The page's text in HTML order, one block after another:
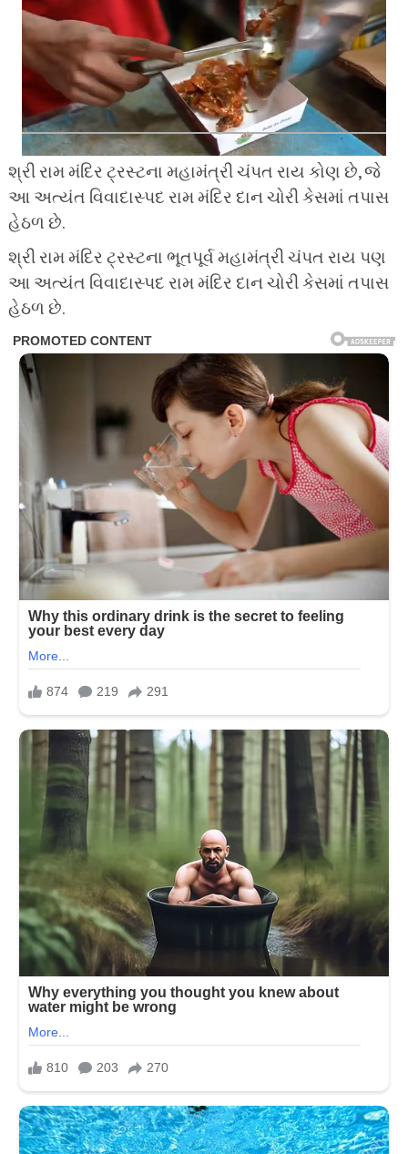
શ્રી રામ મંદિર ટ્રસ્ટના મહામંત્રી ચંપત રાય કોણ છે, જે
આ અત્યંત વિવાદાસ્પદ રામ મંદિર દાન ચોરી કેસમાં તપાસ
હેઠળ છે.
શ્રી રામ મંદિર ટ્રસ્ટના ભૂતપૂર્વ મહામંત્રી ચંપત રાય પણ
આ અત્યંત વિવાદાસ્પદ રામ મંદિર દાન ચોરી કેસમાં તપાસ
હેઠળ છે.